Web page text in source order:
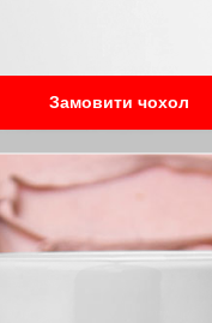
Замовити чохол